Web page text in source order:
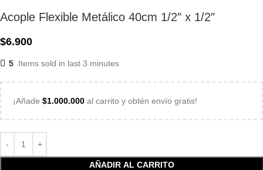
Acople Flexible Metálico 40cm 1/2″ x 1/2″
$6.900
5 Items sold in last 3 minutes
¡Añade $1.000.000 al carrito y obtén envío gratis!
AÑADIR AL CARRITO